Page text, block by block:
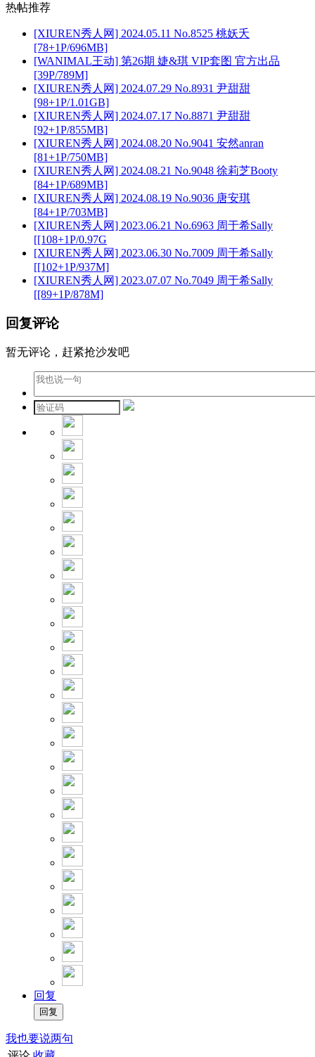
热帖推荐
[XIUREN秀人网] 2024.05.11 No.8525 桃妖夭
[78+1P/696MB]
[WANIMAL王动] 第26期 婕&琪 VIP套图 官方出品
[39P/789M]
[XIUREN秀人网] 2024.07.29 No.8931 尹甜甜
[98+1P/1.01GB]
[XIUREN秀人网] 2024.07.17 No.8871 尹甜甜
[92+1P/855MB]
[XIUREN秀人网] 2024.08.20 No.9041 安然anran
[81+1P/750MB]
[XIUREN秀人网] 2024.08.21 No.9048 徐莉芝Booty
[84+1P/689MB]
[XIUREN秀人网] 2024.08.19 No.9036 唐安琪
[84+1P/703MB]
[XIUREN秀人网] 2023.06.21 No.6963 周于希Sally
[[108+1P/0.97G
[XIUREN秀人网] 2023.06.30 No.7009 周于希Sally
[[102+1P/937M]
[XIUREN秀人网] 2023.07.07 No.7049 周于希Sally
[[89+1P/878M]
回复评论
暂无评论，赶紧抢沙发吧
回复
我也要说两句